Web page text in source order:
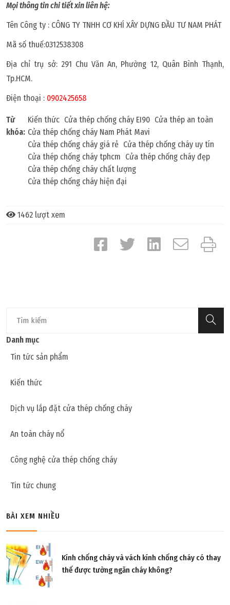
Mọi thông tin chi tiết xin liên hệ:
Tên Công ty : CÔNG TY TNHH CƠ KHÍ XÂY DỰNG ĐẦU TƯ NAM PHÁT
Mã số thuế:0312538308
Địa chỉ trụ sở: 291 Chu Văn An, Phường 12, Quân Bình Thạnh,
Tp.HCM.
Điện thoại : 0902425658
Từ
khóa:
Kiến thức Cửa thép chống cháy EI90 Cửa thép an toàn
Cửa thép chống cháy Nam Phát Mavi
Cửa thép chống cháy giá rẻ Cửa thép chống cháy uy tín
Cửa thép chống cháy tphcm Cửa thép chống cháy đẹp
Cửa thép chống cháy chất lượng
Cửa thép chống cháy hiện đại
1462 lượt xem
Danh mục
Tin tức sản phẩm
Kiến thức
Dịch vụ lắp đặt cửa thép chống cháy
An toàn cháy nổ
Công nghệ cửa thép chống cháy
Tin tức chung
BÀI XEM NHIỀU
Kính chống cháy và vách kính chống cháy có thay
thế được tường ngăn cháy không?